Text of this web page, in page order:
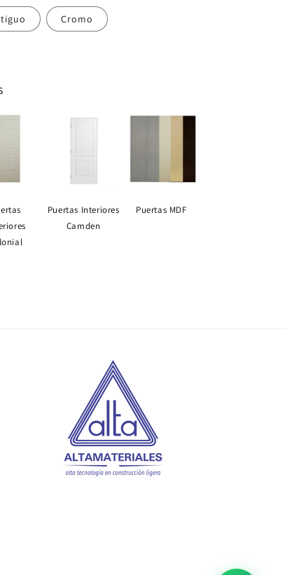
Cromo
Puertas Interiores
Camden
Puertas MDF